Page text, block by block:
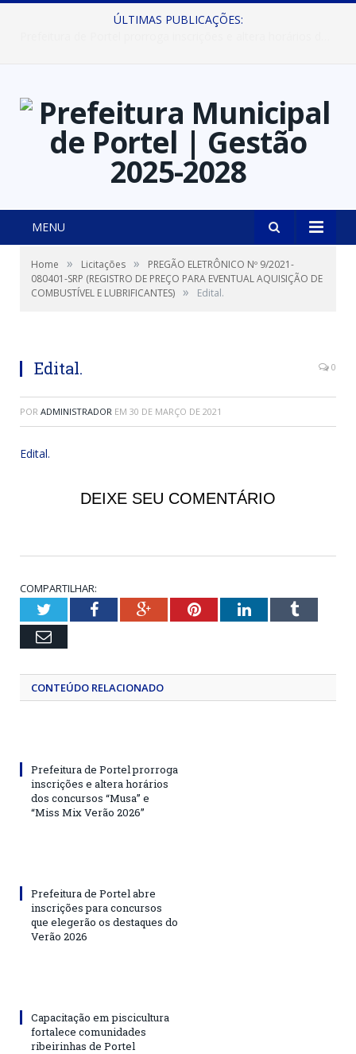
ÚLTIMAS PUBLICAÇÕES:
MENU
Home » Licitações »
PREGÃO ELETRÔNICO Nº 9/2021-
080401-SRP (REGISTRO DE PREÇO PARA EVENTUAL AQUISIÇÃO DE
COMBUSTÍVEL E LUBRIFICANTES) » Edital.
Edital. 0
POR ADMINISTRADOR EM 30 DE MARÇO DE 2021
Edital.
DEIXE SEU COMENTÁRIO
COMPARTILHAR:
TwitterFacebookGoogle+PinterestLinkedInTumblr
Email
CONTEÚDO RELACIONADO
Prefeitura de Portel prorroga
inscrições e altera horários
dos concursos “Musa” e
“Miss Mix Verão 2026”
Prefeitura de Portel abre
inscrições para concursos
que elegerão os destaques do
Verão 2026
Capacitação em piscicultura
fortalece comunidades
ribeirinhas de Portel